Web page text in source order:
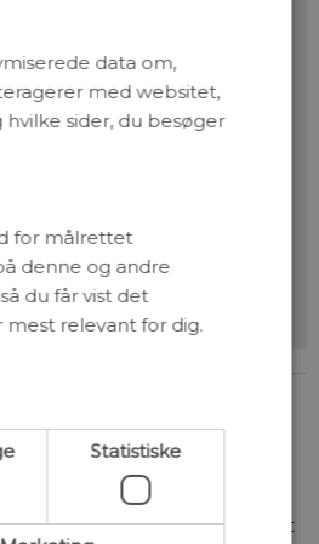
barske betingelser, for
og lave pH-værdier.
til en bred vifte af
kræftterapi, hvor de kan
kræftceller. De viser også
da deres evne til at
er værdifuldt i forbindelse
Derudover anvendes
til at stabilisere
arbejde i Science
Røjkjær Andersens forskning
grundlag for
så det kan overføres til alle
vestlige del af verden kan det
data om,
med websitet,
sider, du besøger
for målrettet
denne og andre
du får vist det
mest relevant for dig.
Statistiske